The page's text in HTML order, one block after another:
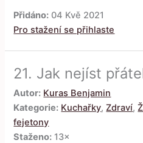
Přidáno: 04 Kvě 2021
Pro stažení se přihlaste
21. Jak nejíst
Autor: Kuras Benjamin
Kategorie: Kuchařky,Zdraví,
fejetony
Staženo: 13×